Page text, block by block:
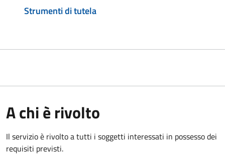
Strumenti di tutela
A chi è rivolto
Il servizio è rivolto a tutti i soggetti interessati in possesso dei
requisiti previsti.